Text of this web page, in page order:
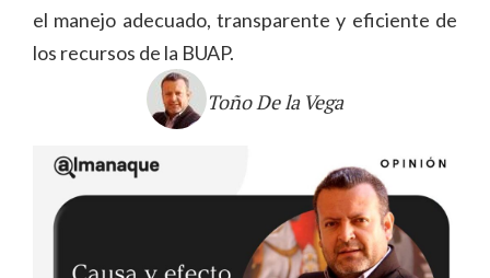
el manejo adecuado, transparente y eficiente de
los recursos de la BUAP.
Toño De la Vega